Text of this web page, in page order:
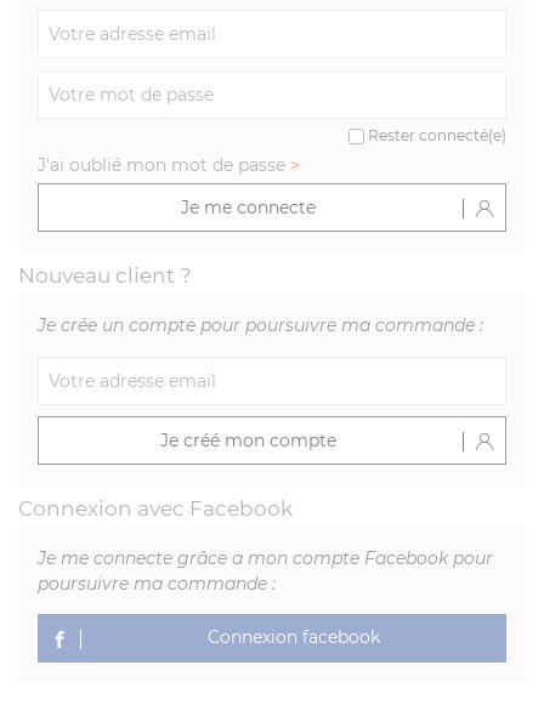
Rester connecté(e)
J'ai oublié mon mot de passe >
Je me connecte
Nouveau client ?
Je crée un compte pour poursuivre ma commande :
Je créé mon compte
Connexion avec Facebook
Je me connecte grâce a mon compte Facebook pour
poursuivre ma commande :
Connexion facebook